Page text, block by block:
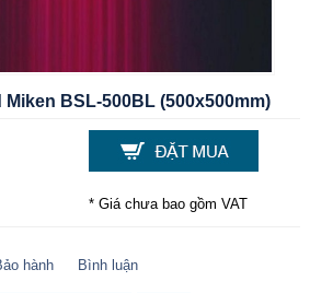
Miken BSL-500BL (500x500mm)
* Giá chưa bao gồm VAT
hành Bình luận